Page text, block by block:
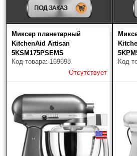
ПОД ЗАКАЗ
Миксер планетарный
KitchenAid Artisan
5KSM175PSEMS
Код товара: 169698
Отсутствует
Код